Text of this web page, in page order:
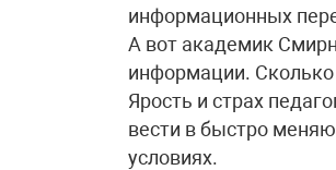
информационных
А вот академик
информации. Сколько
Ярость и страх
вести в быстро
условиях.